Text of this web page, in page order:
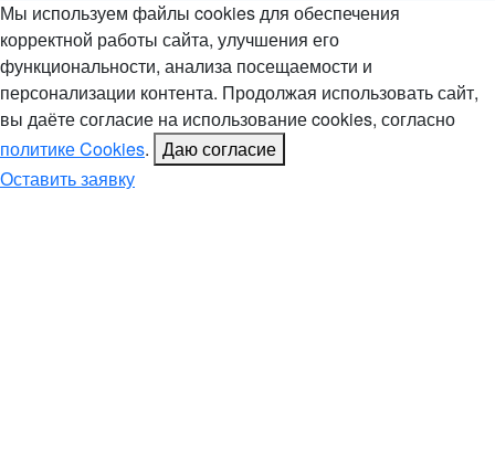
Мы используем файлы cookies для обеспечения
корректной работы сайта, улучшения его
функциональности, анализа посещаемости и
персонализации контента. Продолжая использовать сайт,
вы даёте согласие на использование cookies, согласно
политике Cookies. Даю согласие
Оставить заявку